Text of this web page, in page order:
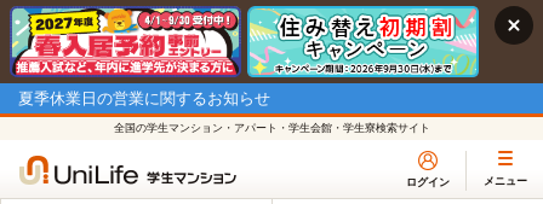
夏季休業日の営業に関するお知らせ
全国の学生マンション・アパート・学生会館・学生寮検索サイト
ログイン メニュー